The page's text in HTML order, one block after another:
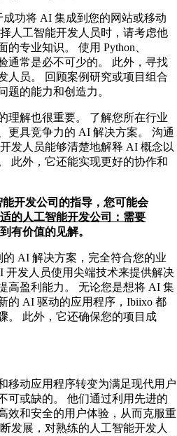
功将 AI 集成到您的网站或移动
人工智能开发人员时，请考虑他
专业知识。 使用 Python、
通常是必不可少的。 此外，寻找
人员。 回顾案例研究或项目组合
题的能力和创造力。
理解也很重要。 了解您所在行业
更具竞争力的 AI 解决方案。 沟通
发人员能够清楚地解释 AI 概念以
此外，它还能实现更好的协作和
开发公司的指导，您可能会
的人工智能开发公司：需要
有价值的见解。
AI 解决方案，完全符合您的业
开发人员使用尖端技术来提供解决
高盈利能力。 无论您是想将 AI 集
的 AI 驱动的应用程序，Ibiixo 都
。 此外，它还确保您的项目成
移动应用程序转变为满足现代用户
可或缺的。 他们通过利用先进的
效和安全的用户体验，从而克服重
发展，对熟练的人工智能开发人